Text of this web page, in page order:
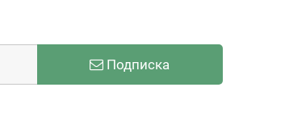
Подписка